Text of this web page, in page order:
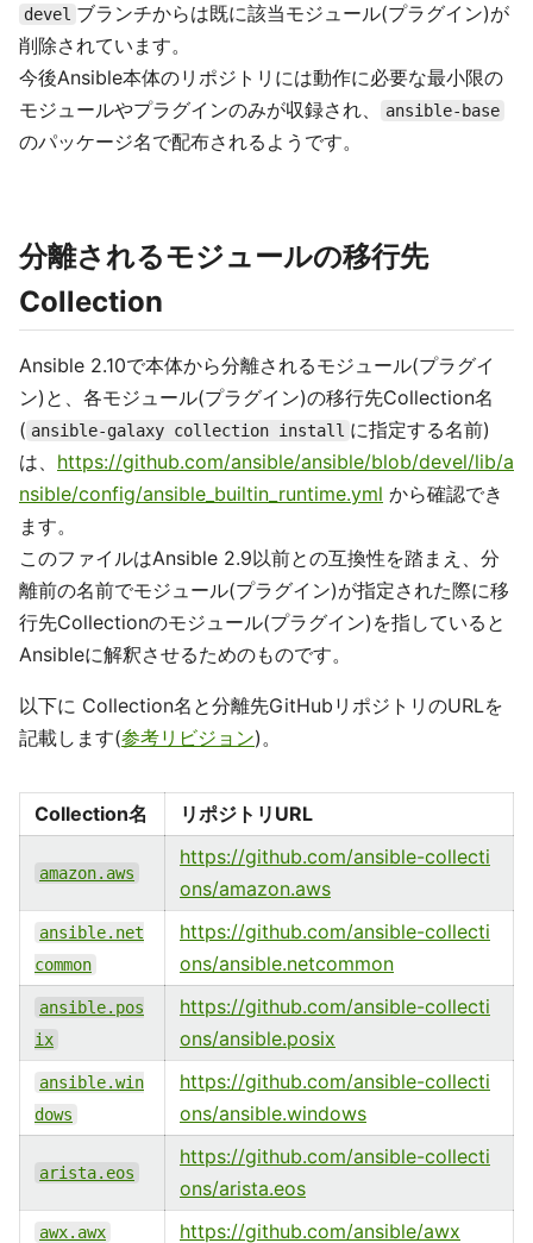
devel ブランチからは既に該当モジュール(プラグイン)が
削除されています。
今後Ansible本体のリポジトリには動作に必要な最小限の
モジュールやプラグインのみが収録され、
ansible-base
のパッケージ名で配布されるようです。
分離されるモジュールの移行先
Collection
Ansible 2.10で本体から分離されるモジュール(プラグイ
ン)と、各モジュール(プラグイン)の移行先Collection名
( ansible-galaxy collection install に指定する名前)
は、 https://github.com/ansible/ansible/blob/devel/lib/a
nsible/config/ansible_builtin_runtime.yml から確認でき
ます。
このファイルはAnsible 2.9以前との互換性を踏まえ、分
離前の名前でモジュール(プラグイン)が指定された際に移
行先Collectionのモジュール(プラグイン)を指していると
Ansibleに解釈させるためのものです。
以下に Collection名と分離先GitHubリポジトリのURLを
記載します(参考リビジョン)。
Collection名 リポジトリURL
amazon.aws
https://github.com/ansible-collecti
ons/amazon.aws
ansible.net
common
https://github.com/ansible-collecti
ons/ansible.netcommon
ansible.pos
ix
https://github.com/ansible-collecti
ons/ansible.posix
ansible.win
dows
https://github.com/ansible-collecti
ons/ansible.windows
arista.eos
https://github.com/ansible-collecti
ons/arista.eos
awx.awx https://github.com/ansible/awx